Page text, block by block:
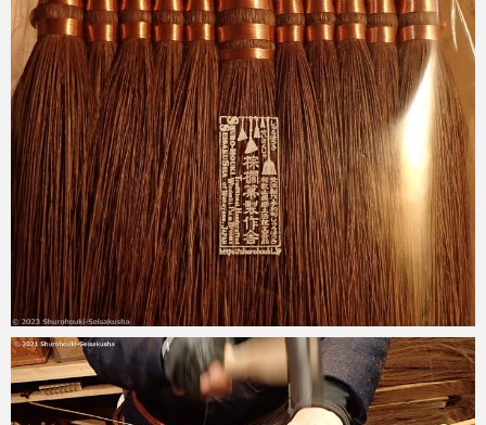
2023-01-23